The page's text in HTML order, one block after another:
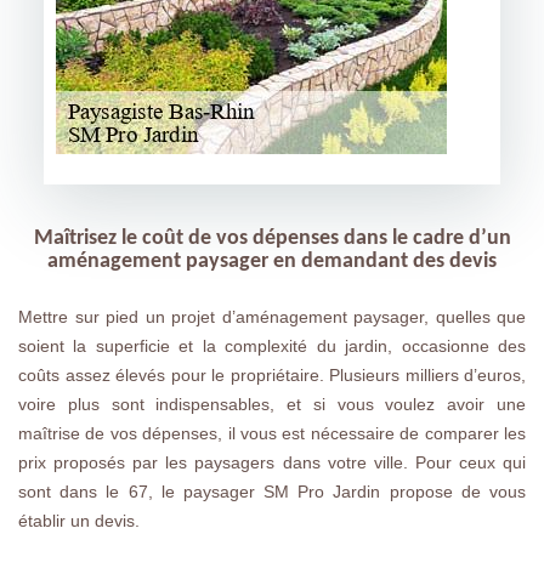
Maîtrisez le coût de vos dépenses dans le cadre d’un
aménagement paysager en demandant des devis
Mettre sur pied un projet d’aménagement paysager, quelles que
soient la superficie et la complexité du jardin, occasionne des
coûts assez élevés pour le propriétaire. Plusieurs milliers d’euros,
voire plus sont indispensables, et si vous voulez avoir une
maîtrise de vos dépenses, il vous est nécessaire de comparer les
prix proposés par les paysagers dans votre ville. Pour ceux qui
sont dans le 67, le paysager SM Pro Jardin propose de vous
établir un devis.